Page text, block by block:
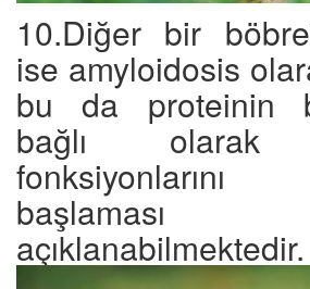
10.Diğer bir
ise amyloidosis
bu da proteinin
bağlı olarak
başlaması
açıklanabilmektedir.